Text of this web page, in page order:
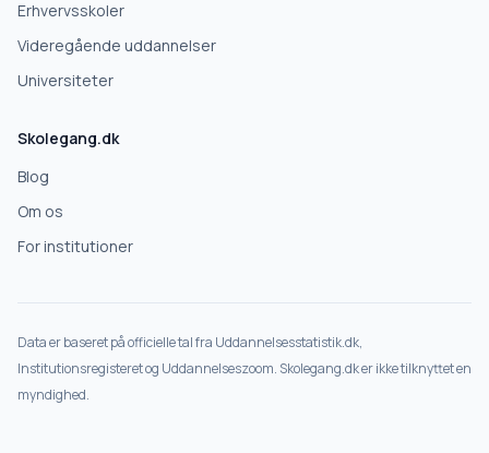
Erhvervsskoler
Videregående uddannelser
Universiteter
Skolegang.dk
Blog
Om os
For institutioner
Data er baseret på officielle tal fra Uddannelsesstatistik.dk,
Institutionsregisteret og Uddannelseszoom. Skolegang.dk er ikke tilknyttet en
myndighed.